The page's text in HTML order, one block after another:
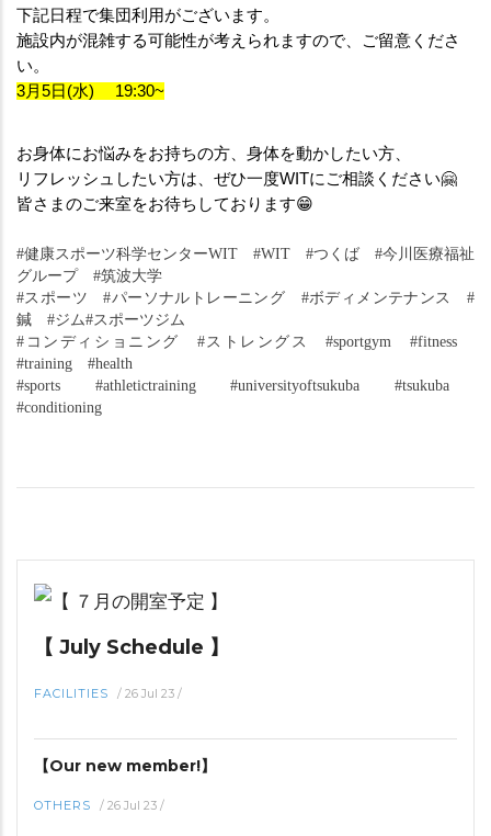
下記日程で集団利用がございます。
施設内が混雑する可能性が考えられますので、ご留意くださ
い。
3月5日(水) 　19:30~
お身体にお悩みをお持ちの方、身体を動かしたい方、
リフレッシュしたい方は、ぜひ一度WITにご相談ください🤗
皆さまのご来室をお待ちしております😁
#健康スポーツ科学センターWIT　#WIT　#つくば　#今川医療福祉
グループ　#筑波大学
#スポーツ　#パーソナルトレーニング　#ボディメンテナンス　#
鍼　#ジム#スポーツジム
#コンディショニング　#ストレングス　#sportgym　#fitness
#training　#health
#sports　#athletictraining　#universityoftsukuba　#tsukuba
#conditioning
【 July Schedule 】
FACILITIES / 26 Jul 23 /
【Our new member!】
OTHERS / 26 Jul 23 /